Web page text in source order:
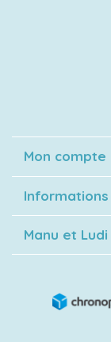
Mon compte
Informations
Manu et Ludi